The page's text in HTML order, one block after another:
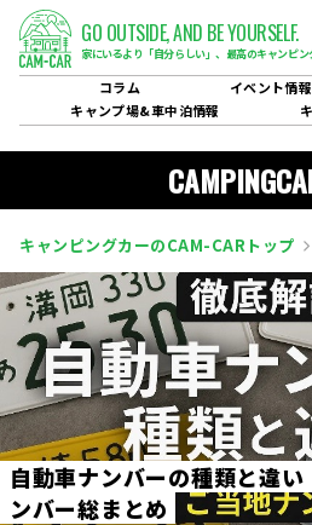
GO OUTSIDE,AND BE YOURSELF.
家にいるより「自分らしい」、 最高のキャンピン
コラム イベント情報
キャンプ場&車中泊情報
キャンピングカーのCAM-CARトップ
自動車ナンバーの種類と違い
ンバー総ま とめ